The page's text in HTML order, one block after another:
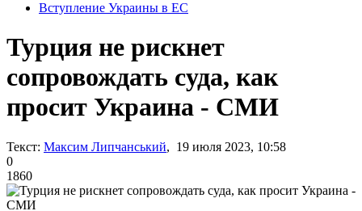
Вступление Украины в ЕС
Турция не рискнет
сопровождать суда, как
просит Украина - СМИ
Текст: Максим Липчанський, 19 июля 2023, 10:58
0
1860